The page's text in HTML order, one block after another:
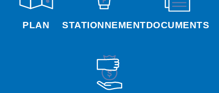
PLAN STATIONNEMENTDOCUMENTS